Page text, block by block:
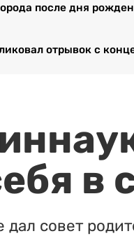
после дня
отрывок с
в
дал совет